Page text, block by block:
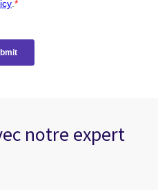
notre expert